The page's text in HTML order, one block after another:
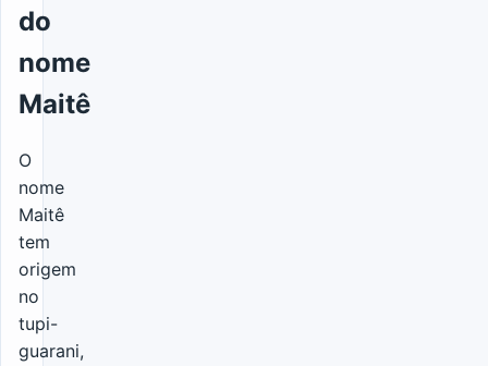
do
nome
Maitê
O
nome
Maitê
tem
origem
no
tupi-
guarani,